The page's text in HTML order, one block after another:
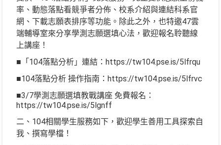
率、動態落點看競爭者分佈、校系介紹與連結科系官
網、下載志願表排序等功能。除此之外，也特邀47雲
端輔導室來分享學測志願選填心法，歡迎報名聆聽線
上講座！
■「104落點分析」連結：https://tw104.pse.is/5lfrqu
■104落點分析 操作指南：https://tw104.pse.is/5lfrvc
■3/7學測志願選填教戰講座 免費報名：
https://tw104.pse.is/5lgnff
二、104相關學生服務如下，歡迎學生善用工具探索自
我、撰寫學檔！